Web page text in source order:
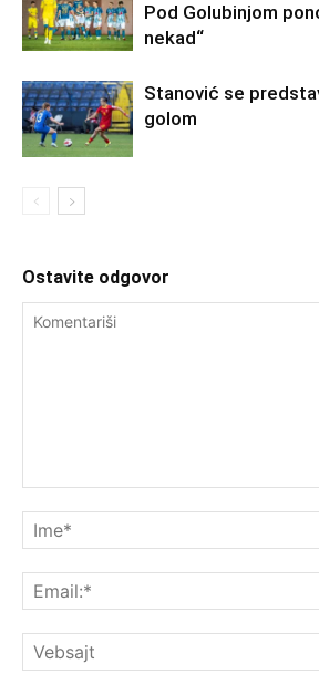
Pod Golubinjom
nekad“
Stanović se
golom
Ostavite odgovor